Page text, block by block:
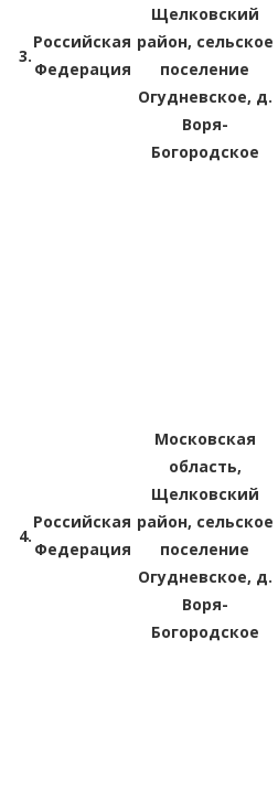
3.
Российская
Федерация
Щелковский
район, сельское
поселение
Огудневское, д.
Воря-
Богородское
4.
Российская
Федерация
Московская
область,
Щелковский
район, сельское
поселение
Огудневское, д.
Воря-
Богородское